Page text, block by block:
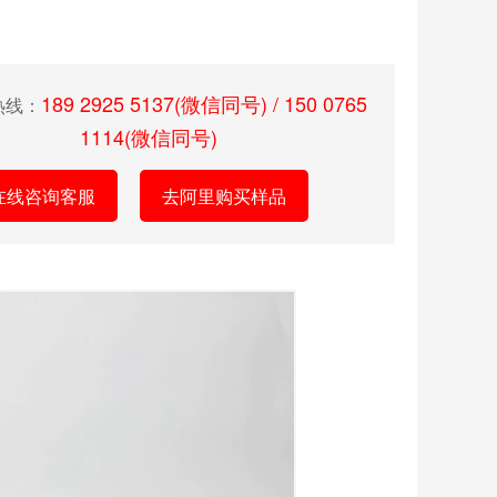
： 189 2925 5137(微信同号) / 150 0765
1114(微信同号)
线咨询客服 去阿里购买样品